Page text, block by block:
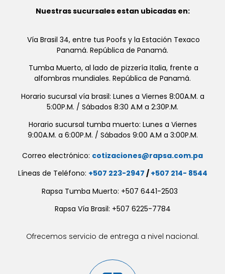
Nuestras sucursales estan ubicadas en:
Vía Brasil 34, entre tus Poofs y la Estación Texaco
Panamá. República de Panamá.
Tumba Muerto, al lado de pizzería Italia, frente a
alfombras mundiales. República de Panamá.
Horario sucursal vía brasil: Lunes a Viernes 8:00A.M. a
5:00P.M. / Sábados 8:30 A.M a 2:30P.M.
Horario sucursal tumba muerto: Lunes a Viernes
9:00A.M. a 6:00P.M. / Sábados 9:00 A.M a 3:00P.M.
Correo electrónico: cotizaciones@rapsa.com.pa
Líneas de Teléfono: +507 223-2947 / +507 214- 8544
Rapsa Tumba Muerto: +507 6441-2503
Rapsa Vía Brasil: +507 6225-7784
Ofrecemos servicio de entrega a nivel nacional.